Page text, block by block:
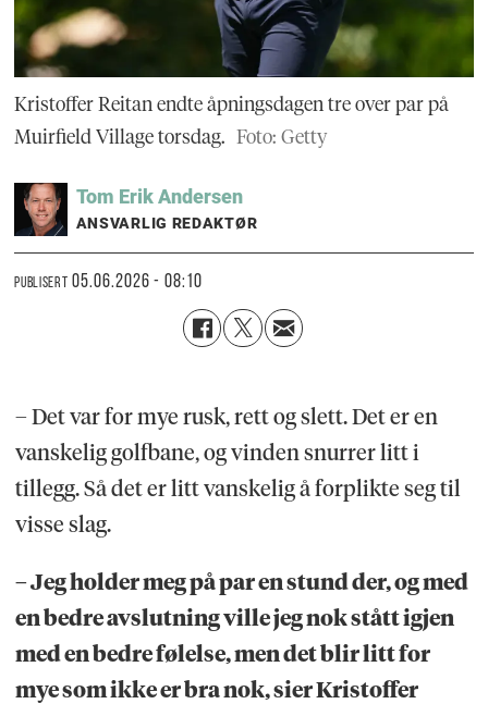
Kristoffer Reitan endte åpningsdagen tre over par på
Muirfield Village torsdag. Foto: Getty
Tom Erik Andersen
ANSVARLIG REDAKTØR
PUBLISERT 05.06.2026 - 08:10
– Det var for mye rusk, rett og slett. Det er en
vanskelig golfbane, og vinden snurrer litt i
tillegg. Så det er litt vanskelig å forplikte seg til
visse slag.
– Jeg holder meg på par en stund der, og med
en bedre avslutning ville jeg nok stått igjen
med en bedre følelse, men det blir litt for
mye som ikke er bra nok, sier Kristoffer